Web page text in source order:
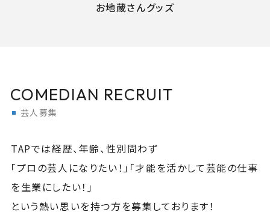
お地蔵さんグッズ
COMEDIAN RECRUIT
芸人募集
TAPでは経歴、年齢、性別問わず
「プロの芸人になりたい！」「才能を活かして芸能の仕事
を生業にしたい！」
という熱い思いを持つ方を募集しております！